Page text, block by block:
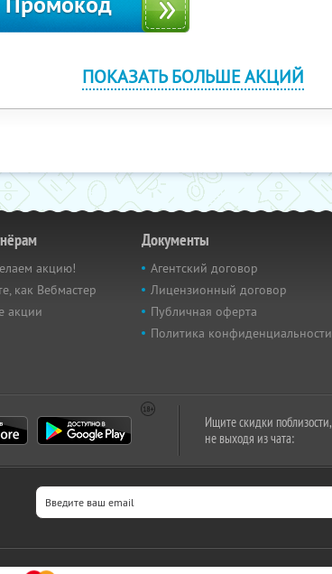
ПОКАЗАТЬ БОЛЬШЕ АКЦИЙ
акцию!
как Вебмастер
акции
Документы
Агентский договор
Лицензионный договор
Публичная оферта
Политика конфиденциальности
Ищите скидки поблизости,
не выходя из чата: